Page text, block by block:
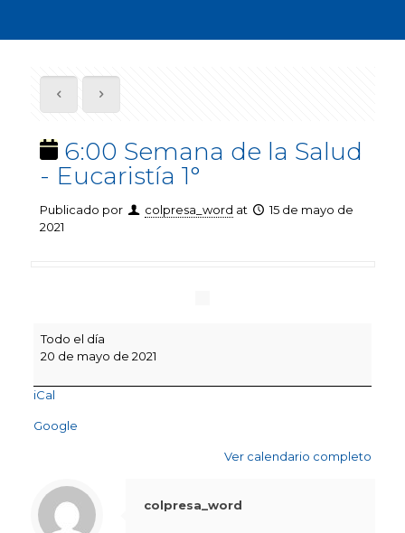
6:00 Semana de la Salud
- Eucaristía 1°
Publicado por colpresa_word at
15 de mayo de
2021
Semana
de
Salud
Eucaristía
Todo el día
20 de mayo de 2021
iCal
Google
Ver calendario completo
colpresa_word